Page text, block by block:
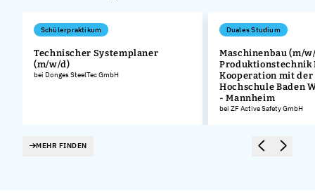
Schülerpraktikum
Technischer Systemplaner
(m/w/d)
bei Donges SteelTec GmbH
Duales Studium
Maschinenbau (m/
Produktionstechnik
Kooperation mit der
Hochschule Baden
- Mannheim
bei ZF Active Safety GmbH
MEHR FINDEN